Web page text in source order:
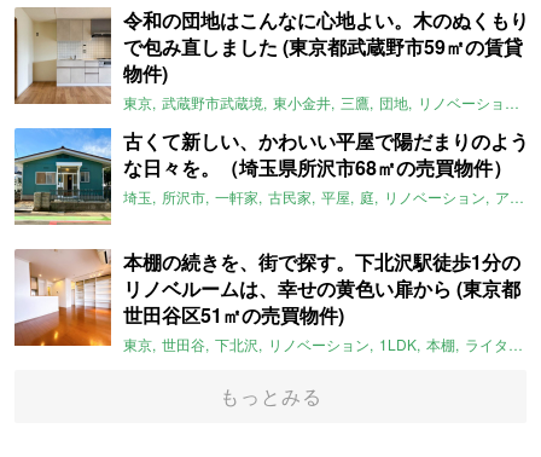
令和の団地はこんなに心地よい。木のぬくもり
で包み直しました (東京都武蔵野市59㎡の賃貸
物件)
東京 武蔵野市武蔵境 東小金井 三鷹 団地 リノベーション
古くて新しい、かわいい平屋で陽だまりのよう
な日々を。（埼玉県所沢市68㎡の売買物件）
埼玉 所沢市 一軒家 古民家 平屋 庭 リノベーション アメリカンハウス
本棚の続きを、街で探す。下北沢駅徒歩1分の
リノベルームは、幸せの黄色い扉から (東京都
世田谷区51㎡の売買物件)
東京 世田谷 下北沢 リノベーション 1LDK 本棚 ライター：ほしりょうこ
もっとみる